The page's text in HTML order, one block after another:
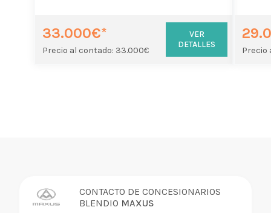
33.000€*
Precio al contado: 33.000€
VER
DETALLES
Precio
CONTACTO DE CONCESIONARIOS
BLENDIO MAXUS